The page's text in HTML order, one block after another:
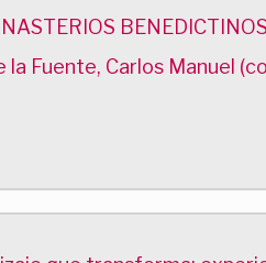
la Fuente, Carlos Manuel